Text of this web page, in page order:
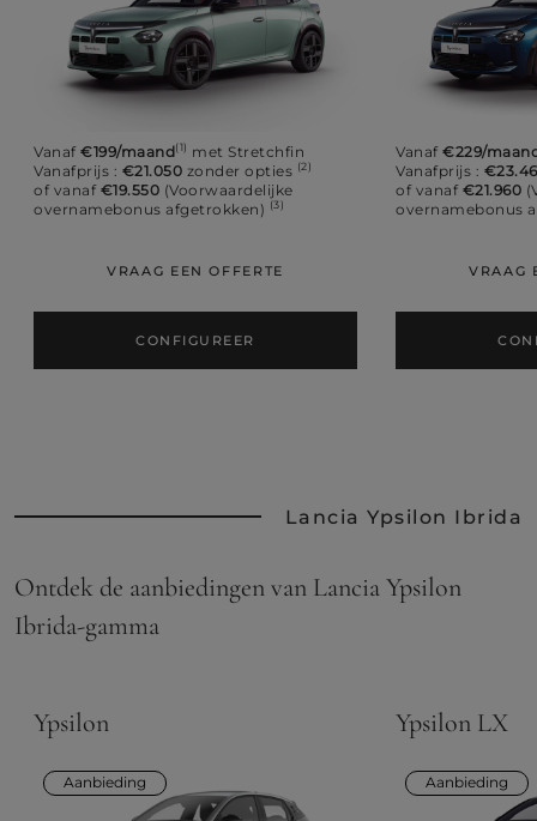
Vanaf €199/maand(1) met Stretchfin
Vanafprijs : €21.050 zonder opties (2)
of vanaf €19.550 (Voorwaardelijke
overnamebonus afgetrokken) (3)
VRAAG EEN OFFERTE
CONFIGUREER
Vanaf €229/
Vanafprijs :
of vanaf €21.960
overnamebonus
VRAAG
Lancia Ypsilon Ibrida
Ontdek de aanbiedingen van Lancia Ypsilon
Ibrida-gamma
Ypsilon
Aanbieding
Ypsilon LX
Aanbieding